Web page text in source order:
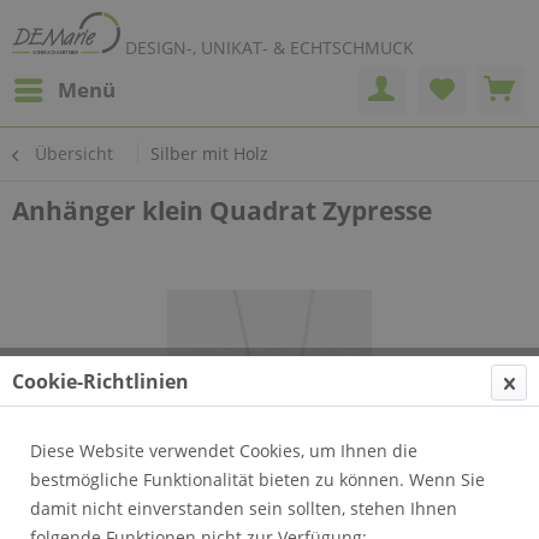
DESIGN-, UNIKAT- & ECHTSCHMUCK
Menü
Übersicht Silber mit Holz
Anhänger klein Quadrat Zypresse
Cookie-Richtlinien
Diese Website verwendet Cookies, um Ihnen die
bestmögliche Funktionalität bieten zu können. Wenn Sie
damit nicht einverstanden sein sollten, stehen Ihnen